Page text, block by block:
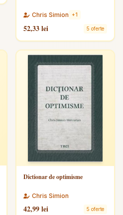
Chris Simion +1
52,33 lei 5 oferte
Dictionar de optimisme
Chris Simion
42,99 lei 5 oferte